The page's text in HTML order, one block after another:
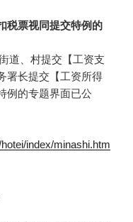
税票视同提交特例的
道、村提交【工资支
署长提交【工资所得
例的专题界面已公
index/minashi.htm